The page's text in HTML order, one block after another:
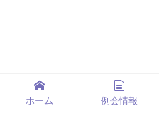
ホーム 例会情報